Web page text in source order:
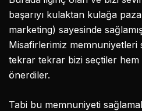
başarıyı kulaktan kulağa
marketing) sayesinde
Misafirlerimiz memnuniyetleri
tekrar tekrar bizi seçtiler hem
önerdiler.
Tabi bu memnuniyeti